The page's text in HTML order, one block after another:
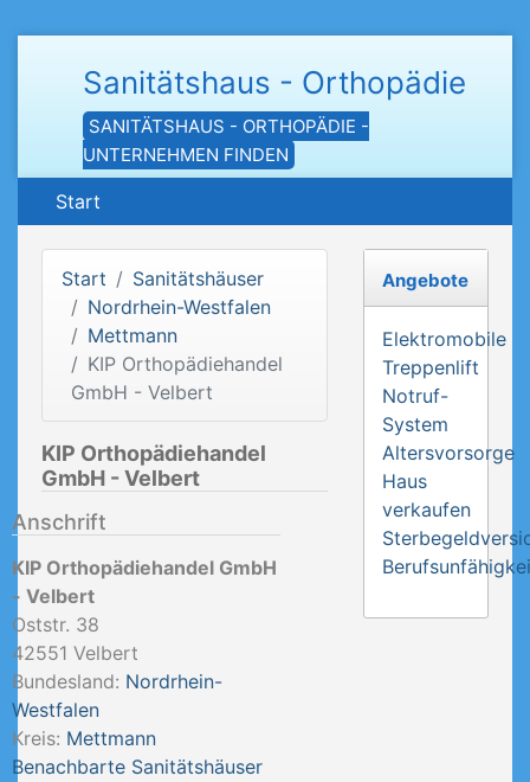
Sanitätshaus - Orthopädie
SANITÄTSHAUS - ORTHOPÄDIE -
UNTERNEHMEN FINDEN
Start
Start
Sanitätshäuser
Nordrhein-Westfalen
Mettmann
KIP Orthopädiehandel
GmbH - Velbert
KIP Orthopädiehandel
GmbH - Velbert
Anschrift
KIP Orthopädiehandel GmbH
- Velbert
Oststr. 38
42551 Velbert
Bundesland: Nordrhein-
Westfalen
Kreis: Mettmann
Benachbarte Sanitätshäuser
Angebote
Elektromobile
Treppenlift
Notruf-
System
Altersvorsorge
Haus
verkaufen